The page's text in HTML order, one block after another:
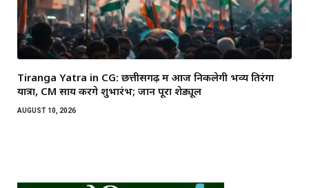
Tiranga Yatra in CG: छत्तीसगढ़ में आज निकलेगी भव्य तिरंगा
यात्रा, CM साय करेंगे शुभारंभ; जानें पूरा शेड्यूल
AUGUST 10, 2026